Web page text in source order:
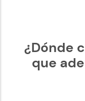
¿Dónde
que